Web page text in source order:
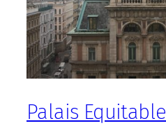
Palais Equitable